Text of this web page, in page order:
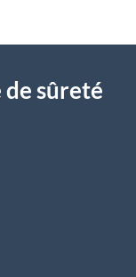
sûreté